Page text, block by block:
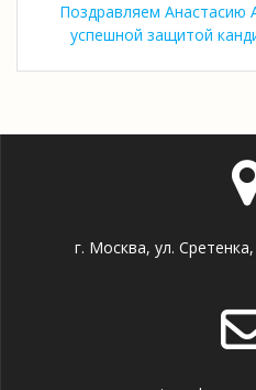
Поздравляем Анастасию
успешной защитой
г. Москва, ул.